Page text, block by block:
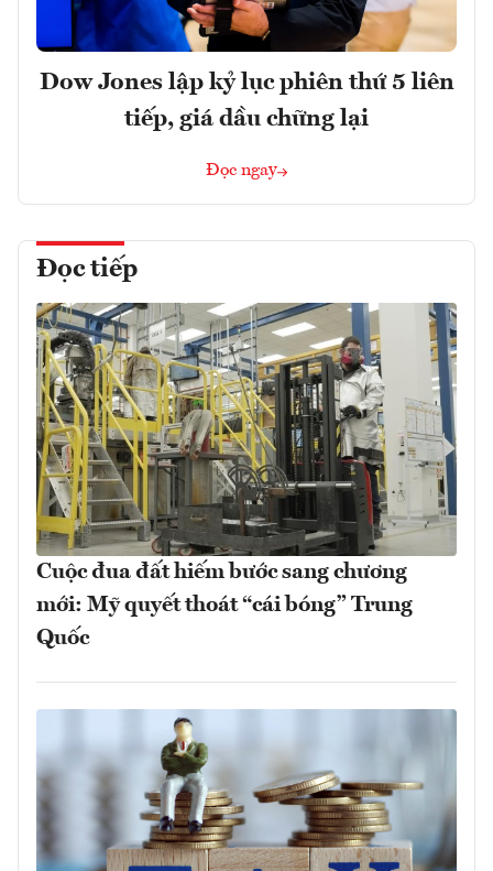
Dow Jones lập kỷ lục phiên thứ 5 liên
tiếp, giá dầu chững lại
Đọc ngay
Đọc tiếp
Cuộc đua đất hiếm bước sang chương
mới: Mỹ quyết thoát “cái bóng” Trung
Quốc